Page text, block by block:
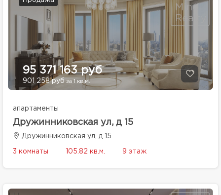
95 371 163 руб
901 258 руб за 1 кв.м.
апартаменты
Дружинниковская ул, д 15
Дружинниковская ул, д 15
3 комнаты 105.82 кв.м. 9 этаж